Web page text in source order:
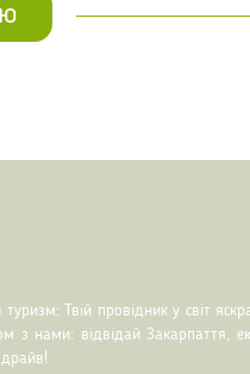
Твій провідник у світ
з нами: відвідай Закарпаття,